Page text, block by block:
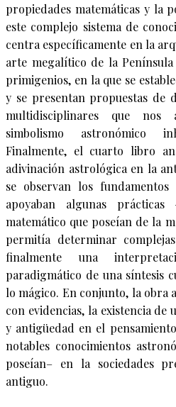
propiedades matemáticas y la
este complejo sistema de
centra específicamente en la
arte megalítico de la
primigenios, en la que se
y se presentan propuestas de
multidisciplinares que
simbolismo astronómico
Finalmente, el cuarto libro
adivinación astrológica en la
se observan los
apoyaban algunas
matemático que poseían de la
permitía determinar
finalmente una
paradigmático de una síntesis
lo mágico. En conjunto, la obra
con evidencias, la existencia de
y antigüedad en el
notables conocimientos
poseían– en la sociedades
antiguo.